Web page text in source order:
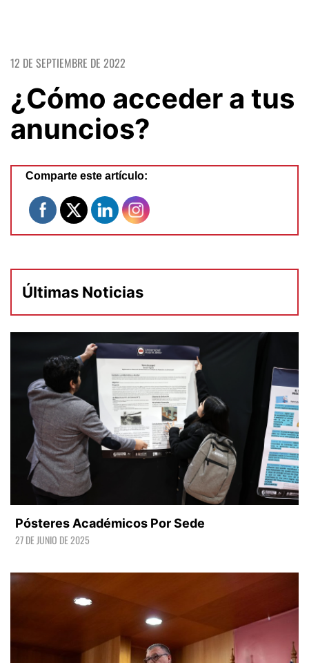
12 DE SEPTIEMBRE DE 2022
¿Cómo acceder a tus
anuncios?
Comparte este artículo:
Últimas Noticias
Pósteres Académicos Por Sede
27 DE JUNIO DE 2025